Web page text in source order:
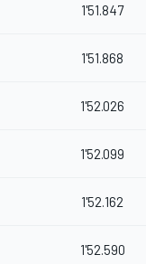
1'51.847
1'51.868
1'52.026
1'52.099
1'52.162
1'52.590